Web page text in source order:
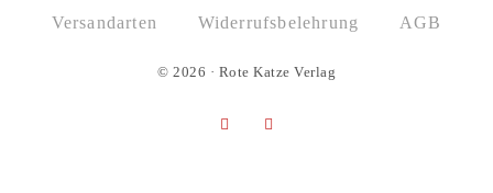
Versandarten Widerrufsbelehrung AGB
© 2026 · Rote Katze Verlag